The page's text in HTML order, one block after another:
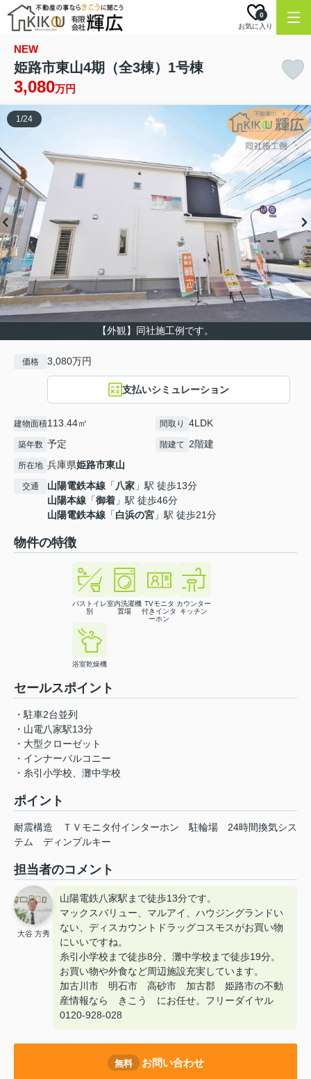
お気に入り
0
NEW
姫路市東山4期（全3棟）1号棟
3,080万円
【外観】同社施工例です。
1/24
価格 3,080万円
支払いシミュレーション
建物面積113.44㎡ 間取り 4LDK
築年数 予定 階建て 2階建
所在地 兵庫県姫路市東山
交通 山陽電鉄本線 「八家 」駅 徒歩13分
山陽本線 「御着 」駅 徒歩46分
山陽電鉄本線 「白浜の宮 」駅 徒歩21分
物件の特徴
バストイレ
別
室内洗濯機
置場
TVモニタ
付きインタ
ーホン
カウンター
キッチン
浴室乾燥機
セールスポイント
・駐車2台並列
・山電八家駅13分
・大型クローゼット
・インナーバルコニー
・糸引小学校、灘中学校
ポイント
耐震構造 ＴＶモニタ付インターホン 駐輪場
24時間換気シス
テム
ディンプルキー
担当者のコメント
大谷 方秀
山陽電鉄八家駅まで徒歩13分です。
マックスバリュー、マルアイ、ハウジングランドい
ない、ディスカウントドラッグコスモスがお買い物
にいいですね。
糸引小学校まで徒歩8分、灘中学校まで徒歩19分。
お買い物や外食など周辺施設充実しています。
加古川市 明石市 高砂市 加古郡 姫路市の不動
産情報なら きこう にお任せ。フリーダイヤル
0120-928-028
無料 お問い合わせ